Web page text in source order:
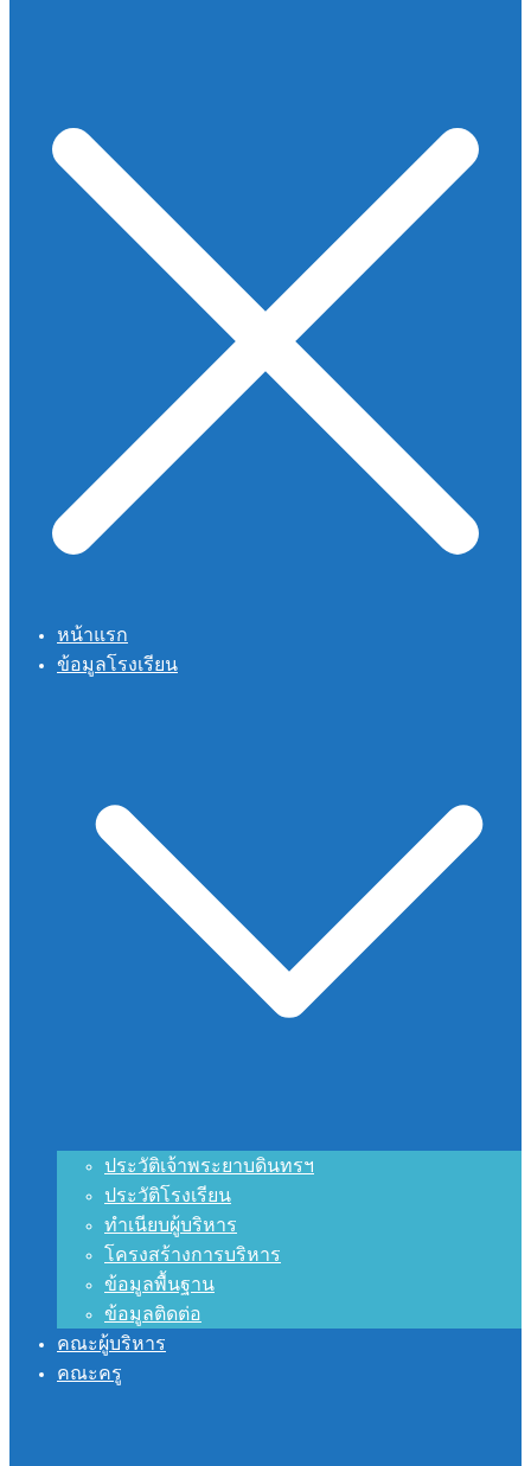
หน้าแรก
ข้อมูลโรงเรียน
ประวัติเจ้าพระยาบดินทรฯ
ประวัติโรงเรียน
ทำเนียบผู้บริหาร
โครงสร้างการบริหาร
ข้อมูลพื้นฐาน
ข้อมูลติดต่อ
คณะผู้บริหาร
คณะครู